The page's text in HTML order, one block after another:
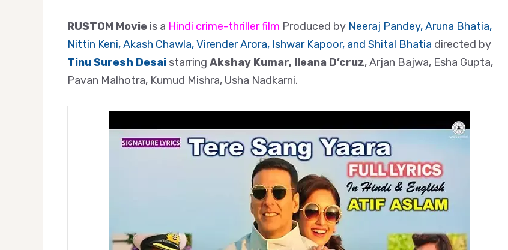
RUSTOM Movie is a Hindi crime-thriller film Produced by Neeraj Pandey, Aruna Bhatia,
Nittin Keni, Akash Chawla, Virender Arora, Ishwar Kapoor, and Shital Bhatia directed by
Tinu Suresh Desai starring Akshay Kumar, Ileana D’cruz, Arjan Bajwa, Esha Gupta,
Pavan Malhotra, Kumud Mishra, Usha Nadkarni.